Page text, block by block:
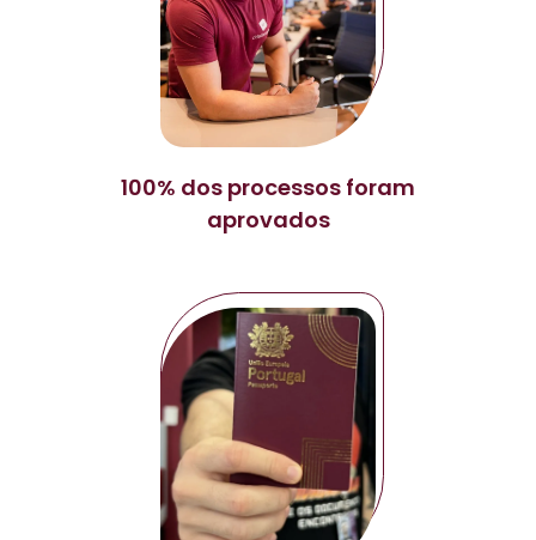
100% dos processos foram
aprovados